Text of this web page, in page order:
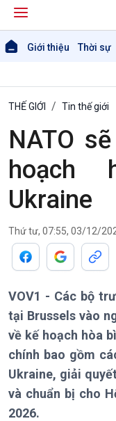
Giới thiệu Thời sự
Giới thiệu
THẾ GIỚI Tin thế giới
NATO
hoạch
Ukraine
Thứ tư, 07:55, 03/12/
VOV1 - Các bộ
tại Brussels vào
về kế hoạch hòa
chính bao gồm
Ukraine, giải
và chuẩn bị cho
2026.